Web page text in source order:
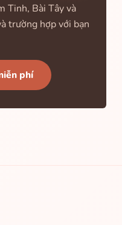
Tinh, Bài Tây và
trường hợp với bạn
phí